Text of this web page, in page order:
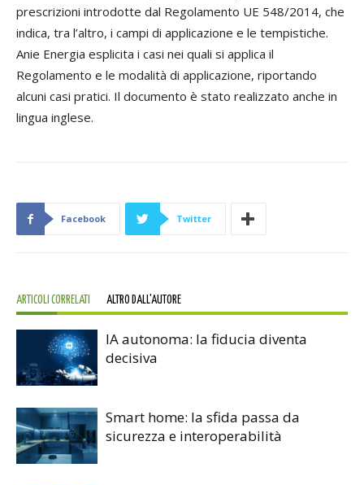
prescrizioni introdotte dal Regolamento UE 548/2014, che
indica, tra l’altro, i campi di applicazione e le tempistiche.
Anie Energia esplicita i casi nei quali si applica il
Regolamento e le modalità di applicazione, riportando
alcuni casi pratici. Il documento è stato realizzato anche in
lingua inglese.
Facebook Twitter
ARTICOLI CORRELATI ALTRO DALL'AUTORE
IA autonoma: la fiducia diventa
decisiva
Smart home: la sfida passa da
sicurezza e interoperabilità